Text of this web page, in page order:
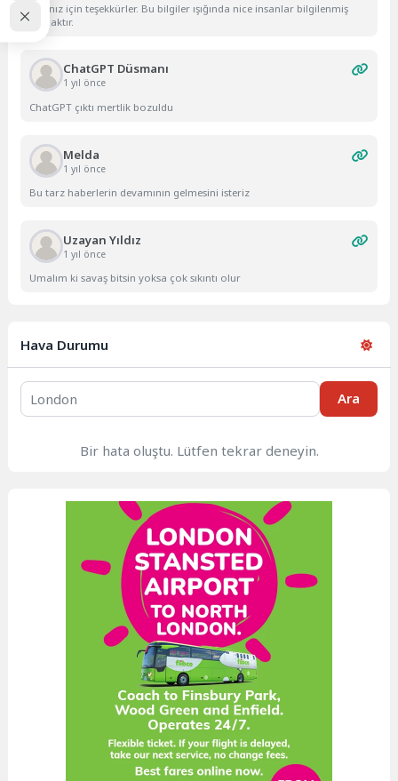
Yazınız için teşekkürler. Bu bilgiler ışığında nice insanlar bilgilenmiş
olacaktır.
ChatGPT Düsmanı
1 yıl önce
ChatGPT çıktı mertlik bozuldu
Melda
1 yıl önce
Bu tarz haberlerin devamının gelmesini isteriz
Uzayan Yıldız
1 yıl önce
Umalım ki savaş bitsin yoksa çok sıkıntı olur
Hava Durumu
Ara
Bir hata oluştu. Lütfen tekrar deneyin.